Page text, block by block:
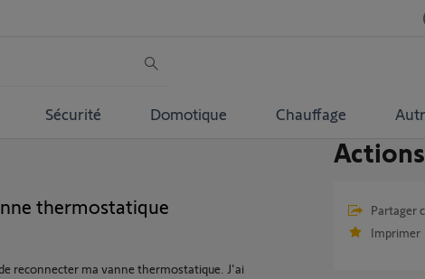
Sécurité Domotique Chauffage
thermostatique
reconnecter ma vanne thermostatique. J'ai
Actions
Partager
Imprimer